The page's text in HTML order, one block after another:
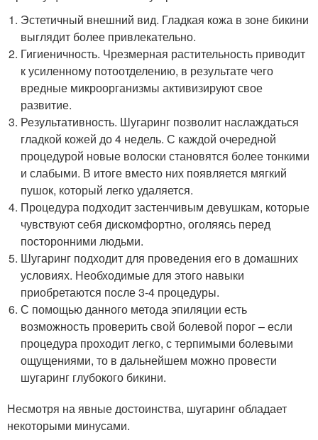
Эстетичный внешний вид. Гладкая кожа в зоне бикини
выглядит более привлекательно.
Гигиеничность. Чрезмерная растительность приводит
к усиленному потоотделению, в результате чего
вредные микроорганизмы активизируют свое
развитие.
Результативность. Шугаринг позволит наслаждаться
гладкой кожей до 4 недель. С каждой очередной
процедурой новые волоски становятся более тонкими
и слабыми. В итоге вместо них появляется мягкий
пушок, который легко удаляется.
Процедура подходит застенчивым девушкам, которые
чувствуют себя дискомфортно, оголяясь перед
посторонними людьми.
Шугаринг подходит для проведения его в домашних
условиях. Необходимые для этого навыки
приобретаются после 3-4 процедуры.
С помощью данного метода эпиляции есть
возможность проверить свой болевой порог – если
процедура проходит легко, с терпимыми болевыми
ощущениями, то в дальнейшем можно провести
шугаринг глубокого бикини.
Несмотря на явные достоинства, шугаринг обладает
некоторыми минусами.